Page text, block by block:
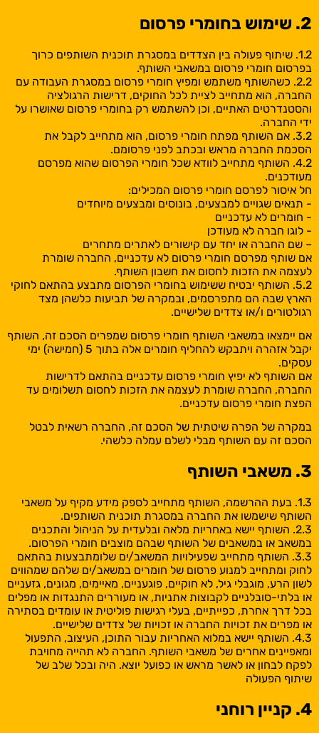
2. שימוש בחומרי פרסום
1.2. שיתוף פעולה בין הצדדים במסגרת תוכנית השותפים כרוך
בפרסום חומרי פרסום במשאבי השותף.
2.2. כשהשותף משתמש ומפיץ חומרי פרסום במסגרת העבודה עם
החברה, הוא מתחייב לציית לכל החוקים, דרישות הרגולציה
והסטנדרטים האתיים, וכן להשתמש רק בחומרי פרסום שאושרו על
ידי החברה.
3.2. אם השותף מפתח חומרי פרסום, הוא מתחייב לקבל את
הסכמת החברה מראש ובכתב לפני פרסומם.
4.2. השותף מתחייב לוודא שכל חומרי הפרסום שהוא מפרסם
מעודכנים.
חל איסור לפרסם חומרי פרסום המכילים:
- תנאים שגויים למבצעים, בונוסים ומבצעים מיוחדים
- חומרים לא עדכניים
- לוגו חברה לא מעודכן
– שם החברה או יחד עם קישורים לאתרים מתחרים
אם שותף מפרסם חומרי פרסום לא עדכניים, החברה שומרת
לעצמה את הזכות לחסום את חשבון השותף.
5.2. השותף יבטיח ששימוש בחומרי הפרסום מתבצע בהתאם לחוקי
הארץ שבה הם מתפרסמים, ובמקרה של תביעות כלשהן מצד
רגולטורים ו/או צדדים שלישיים.
אם יימצאו במשאבי השותף חומרי פרסום שמפרים הסכם זה, השותף
יקבל אזהרה ויתבקש להחליף חומרים אלה בתוך 5 (חמישה) ימי
עסקים.
אם השותף לא יפיץ חומרי פרסום עדכניים בהתאם לדרישות
החברה, החברה שומרת לעצמה את הזכות לחסום תשלומים עד
הפצת חומרי פרסום עדכניים.
במקרה של הפרה שיטתית של הסכם זה, החברה רשאית לבטל
הסכם זה עם השותף מבלי לשלם עמלה כלשהי.
3. משאבי השותף
1.3. בעת ההרשמה, השותף מתחייב לספק מידע מקיף על משאבי
השותף שישמשו את החברה במסגרת תוכנית השותפים.
2.3. השותף יישא באחריות מלאה ובלעדית על הניהול והתכנים
במשאב או במשאבים של השותף שבהם מוצבים חומרי הפרסום.
3.3. השותף מתחייב שפעילויות המשאב/ים שלומתבצעות בהתאם
לחוק ומתחייב למנוע פרסום של חומרים במשאב/ים שלהם שמהווים
לשון הרע, מוגבלי גיל, לא חוקיים, פוגעניים, מאיימים, מגונים, גזעניים
או בלתי-סובלניים לקבוצות אתניות, או מעוררים התנגדות או מפלים
בכל דרך אחרת, כפייתיים, בעלי רגישות פוליטית או עומדים בסתירה
או מפרים את זכויות החברה או זכויות של צדדים שלישיים.
4.3. השותף יישא במלוא האחריות עבור התוכן, העיצוב, התפעול
ומאפיינים אחרים של משאבי השותף. החברה לא תהייה מחויבת
לפקח לבחון או לאשר מראש או כפועל יוצא. היה ובכל שלב של
שיתוף הפעולה
4. קניין רוחני